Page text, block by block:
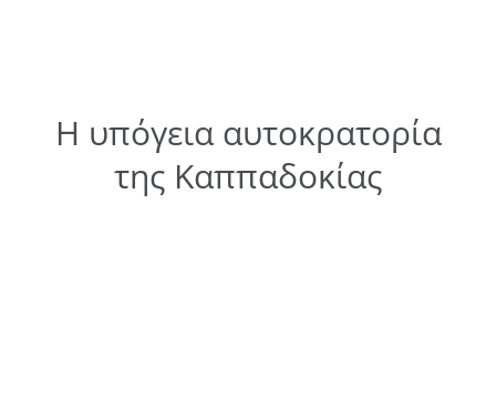
Η υπόγεια αυτοκρατορία
της Καππαδοκίας